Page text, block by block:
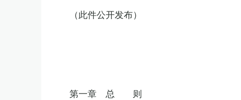
（此件公开发布）
第一章 总 则